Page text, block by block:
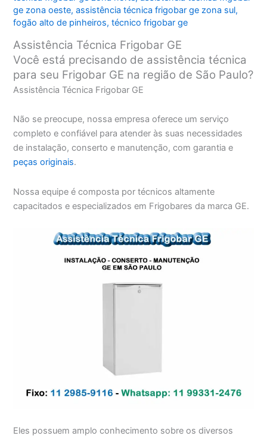
ge zona oeste,assistência técnica frigobar ge zona sul,
fogão alto de pinheiros,técnico frigobar ge
Assistência Técnica Frigobar GE
Você está precisando de assistência técnica
para seu Frigobar GE na região de São Paulo?
Assistência Técnica Frigobar GE
Não se preocupe, nossa empresa oferece um serviço
completo e confiável para atender às suas necessidades
de instalação, conserto e manutenção, com garantia e
peças originais.
Nossa equipe é composta por técnicos altamente
capacitados e especializados em Frigobares da marca GE.
Eles possuem amplo conhecimento sobre os diversos